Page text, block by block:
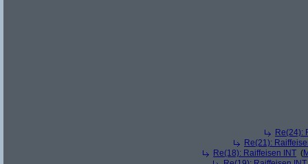
Re(24):
Re(21):
Re(18): Raiffeisen INT (